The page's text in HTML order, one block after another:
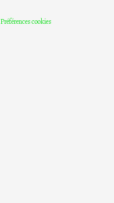
Préférences cookies